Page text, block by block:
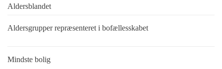
Aldersblandet
Aldersgrupper repræsenteret i bofællesskabet
Mindste bolig